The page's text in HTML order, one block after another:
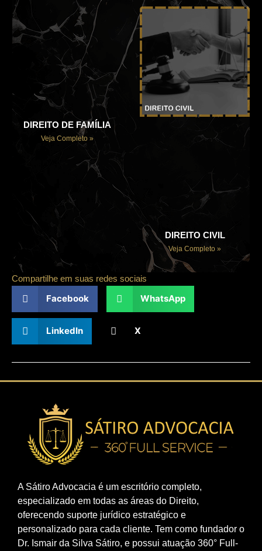
DIREITO DE FAMÍLIA
Veja Completo »
DIREITO CIVIL
Veja Completo »
Compartilhe em suas redes sociais
Facebook WhatsApp
LinkedIn X
A Sátiro Advocacia é um escritório completo,
especializado em todas as áreas do Direito,
oferecendo suporte jurídico estratégico e
personalizado para cada cliente. Tem como fundador o
Dr. Ismair da Silva Sátiro, e possui atuação 360° Full-